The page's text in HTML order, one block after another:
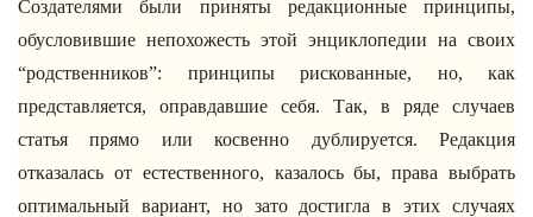
Создателями были приняты редакционные принципы,
обусловившие непохожесть этой энциклопедии на своих
“родственников”: принципы рискованные, но, как
представляется, оправдавшие себя. Так, в ряде случаев
статья прямо или косвенно дублируется. Редакция
отказалась от естественного, казалось бы, права выбрать
оптимальный вариант, но зато достигла в этих случаях